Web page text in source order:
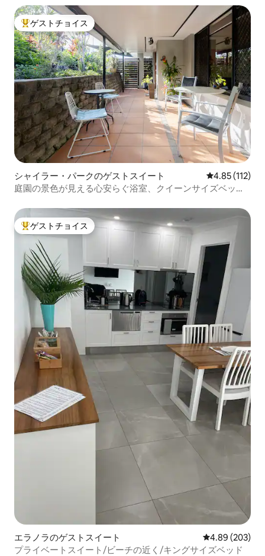
大好評のゲストチョイスです。
ゲストチョイス
シャイラー・パークのゲストスイート レビュー112
4.85 (112)
庭園の景色が見える心安らぐ浴室、クイーンサイズベッド
大好評のゲストチョイスです。
ゲストチョイス
エラノラのゲストスイート レビュー203
4.89 (203)
プライベートスイート/ビーチの近く/キングサイズベッド